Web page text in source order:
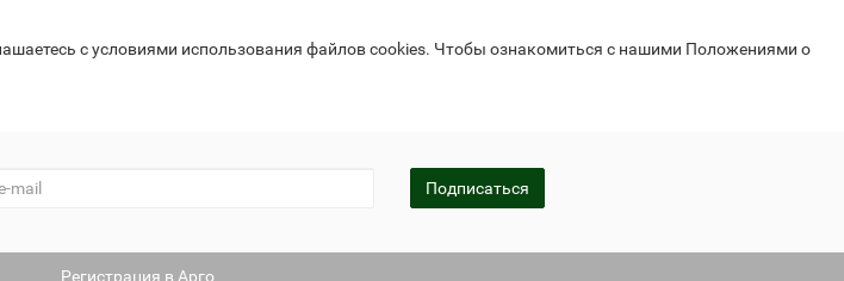
с условиями использования файлов cookies. Чтобы ознакомиться с нашими Положениями о
Подписаться
Регистрация в Арго